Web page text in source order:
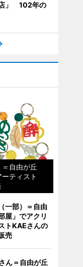
」 102年の
自由が丘
ーティスト
一部）＝自由
屋」でアクリ
トKAEさんの
売
ん＝自由が丘